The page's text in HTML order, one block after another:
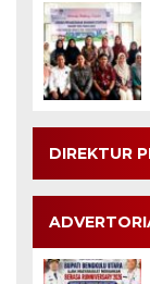
DIREKTUR